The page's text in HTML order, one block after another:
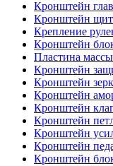
Кронштейн
Кронштейн
Крепление
Кронштейн
Пластина массы
Кронштейн
Кронштейн
Кронштейн
Кронштейн
Кронштейн
Кронштейн
Кронштейн
Кронштейн